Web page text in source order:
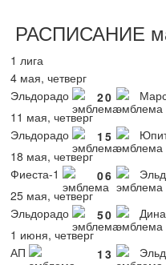
РАСПИСАНИЕ
1 лига
4 мая, четверг
Эльдорадо
20
11 мая, четверг
Эльдорадо
1 5
18 мая, четверг
Фиеста-1
06
25 мая, четверг
Эльдорадо
50
1 июня, четверг
АП
1 3